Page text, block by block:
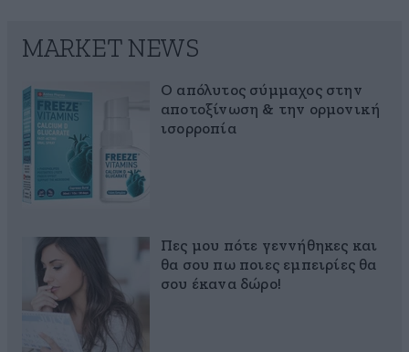
MARKET NEWS
Ο απόλυτος σύμμαχος στην
αποτοξίνωση & την ορμονική
ισορροπία
Πες μου πότε γεννήθηκες και
θα σου πω ποιες εμπειρίες θα
σου έκανα δώρο!